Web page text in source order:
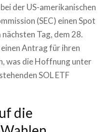
der US-amerikanischen
(SEC) einen Spot
nächsten Tag, dem 28.
Antrag für ihren
was die Hoffnung unter
SOL ETF
die